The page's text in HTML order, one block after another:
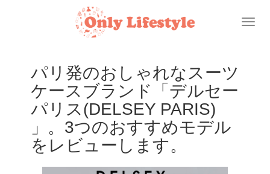
Toggle
パリ発のおしゃれなスーツ
ケースブランド「デルセー
パリス(DELSEY PARIS)
」。3つのおすすめモデル
をレビューします。